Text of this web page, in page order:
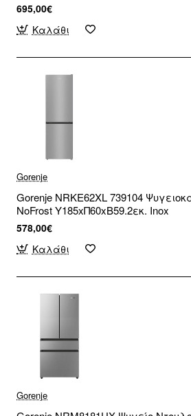
695,00€
Καλάθι
Gorenje
Gorenje NRKE62XL 739104
NoFrost Υ185xΠ60xΒ59.2εκ. Inox
578,00€
Καλάθι
Gorenje